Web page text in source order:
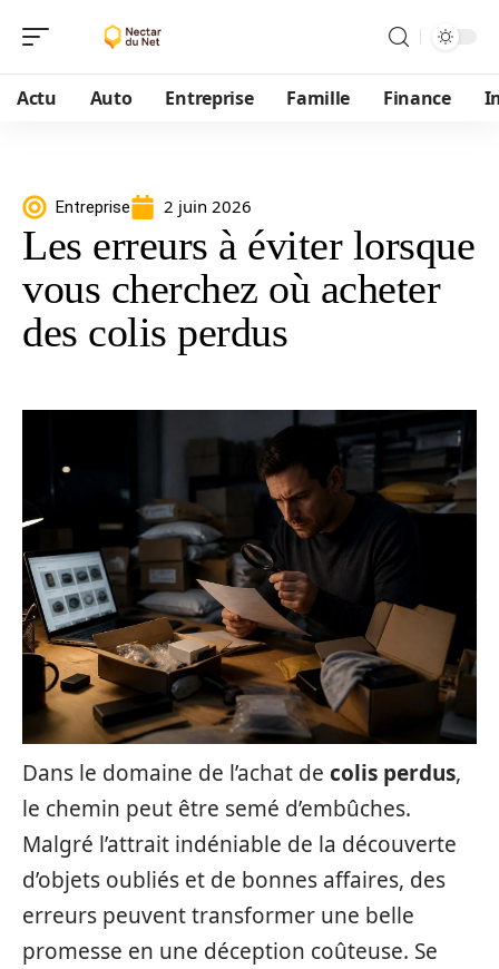
Actu Auto Entreprise Famille Finance
Entreprise 2 juin 2026
Les erreurs à éviter lorsque
vous cherchez où acheter
des colis perdus
Dans le domaine de l’achat de colis perdus,
le chemin peut être semé d’embûches.
Malgré l’attrait indéniable de la découverte
d’objets oubliés et de bonnes affaires, des
erreurs peuvent transformer une belle
promesse en une déception coûteuse. Se